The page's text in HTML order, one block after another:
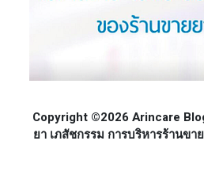
Copyright ©2026 Arincare
ยา เภสัชกรรม การบริหารร้านข